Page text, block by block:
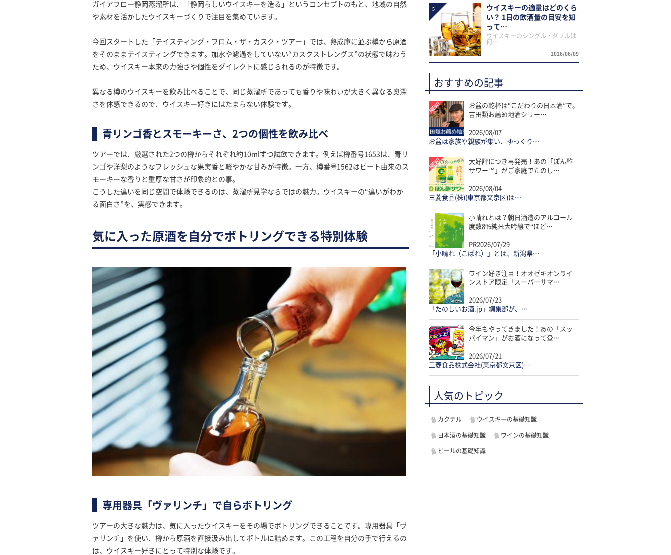
ガイアフロー静岡蒸溜所は、「静岡らしいウイスキーを造る」というコンセプトのもと、地域の自然
や素材を活かしたウイスキーづくりで注目を集めています。
今回スタートした「テイスティング・フロム・ザ・カスク・ツアー」では、熟成庫に並ぶ樽から原酒
をそのままテイスティングできます。加水や濾過をしていない“カスクストレングス”の状態で味わう
ため、ウイスキー本来の力強さや個性をダイレクトに感じられるのが特徴です。
異なる樽のウイスキーを飲み比べることで、同じ蒸溜所であっても香りや味わいが大きく異なる奥深
さを体感できるので、ウイスキー好きにはたまらない体験です。
青リンゴ香とスモーキーさ、2つの個性を飲み比べ
ツアーでは、厳選された2つの樽からそれぞれ約10mlずつ試飲できます。例えば樽番号1653は、青リ
ンゴや洋梨のようなフレッシュな果実香と軽やかな甘みが特徴。一方、樽番号1562はピート由来のス
モーキーな香りと重厚な甘さが印象的との事。
こうした違いを同じ空間で体験できるのは、蒸溜所見学ならではの魅力。ウイスキーの“違いがわか
る面白さ”を、実感できます。
気に入った原酒を自分でボトリングできる特別体験
専用器具「ヴァリンチ」で自らボトリング
ツアーの大きな魅力は、気に入ったウイスキーをその場でボトリングできることです。専用器具「ヴ
ァリンチ」を使い、樽から原酒を直接汲み出してボトルに詰めます。この工程を自分の手で行えるの
は、ウイスキー好きにとって特別な体験です。
5
ウイスキーの適量はどのくら
い？ 1日の飲酒量の目安を知
って…
2026/06/09
ウイスキーのシングル・ダブルは
何…
おすすめの記事
お盆の乾杯は“こだわりの日本酒”で。
吉田類お薦め地酒シリー…
2026/08/07
お盆は家族や親族が集い、ゆっくり…
大好評につき再発売！あの「ぽん酢
サワー™」がご家庭でたのし…
2026/08/04
三菱食品(株)(東京都文京区)は…
小晴れとは？朝日酒造のアルコール
度数8%純米大吟醸で“ほど…
PR2026/07/29
「小晴れ（こばれ）」とは、新潟県…
ワイン好き注目！オオゼキオンライ
ンストア限定「スーパーサマ…
2026/07/23
「たのしいお酒.jp」編集部が、…
今年もやってきました！あの「スッ
パイマン」がお酒になって登…
2026/07/21
三菱食品株式会社(東京都文京区)…
人気のトピック
カクテル ウイスキーの基礎知識
日本酒の基礎知識 ワインの基礎知識
ビールの基礎知識